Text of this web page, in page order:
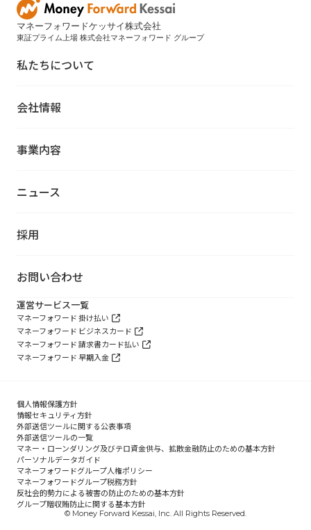
マネーフォワードケッサイ株式会社
東証プライム上場 株式会社マネーフォワード グループ
私たちについて
会社情報
事業内容
ニュース
採用
お問い合わせ
運営サービス一覧
マネーフォワード 掛け払い
マネーフォワード ビジネスカード
マネーフォワード 請求書カード払い
マネーフォワード 早期入金
個人情報保護方針
情報セキュリティ方針
外部送信ツールに関する公表事項
外部送信ツールの一覧
マネー・ローンダリング及びテロ資金供与、拡散金融防止のための基本方針
パーソナルデータガイド
マネーフォワードグループ人権ポリシー
マネーフォワードグループ税務方針
反社会的勢力による被害の防止のための基本方針
グループ贈収賄防止に関する基本方針
© Money Forward Kessai, Inc. All Rights Reserved.